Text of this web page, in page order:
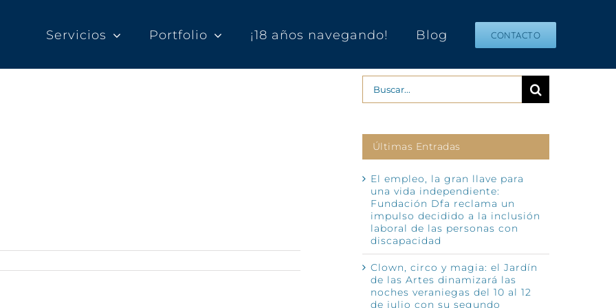
Servicios Portfolio ¡18 años navegando! Blog CONTACTO
Buscar:
Últimas Entradas
El empleo, la gran llave para
una vida independiente:
Fundación Dfa reclama un
impulso decidido a la inclusión
laboral de las personas con
discapacidad
Clown, circo y magia: el Jardín
de las Artes dinamizará las
noches veraniegas del 10 al 12
de julio con su segundo